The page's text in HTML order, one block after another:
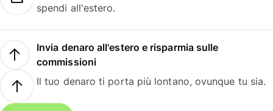
spendi all'estero.
Invia denaro all'estero e risparmia sulle
commissioni
Il tuo denaro ti porta più lontano, ovunque tu sia.